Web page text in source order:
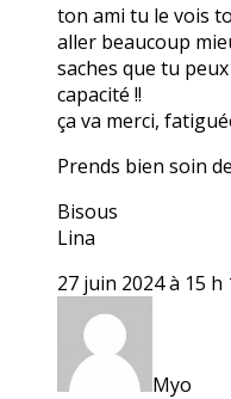
ton ami tu le vois
aller beaucoup
saches que tu
capacité !!
ça va merci,
Prends bien soin
Bisous
Lina
27 juin 2024 à 15 h
Myo